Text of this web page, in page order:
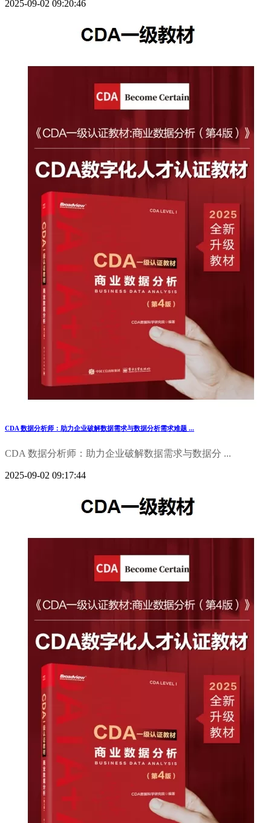
2025-09-02 09:20:46
CDA 数据分析师：助力企业破解数据需求与数据分析需求难题 ...
CDA 数据分析师：助力企业破解数据需求与数据分 ...
2025-09-02 09:17:44